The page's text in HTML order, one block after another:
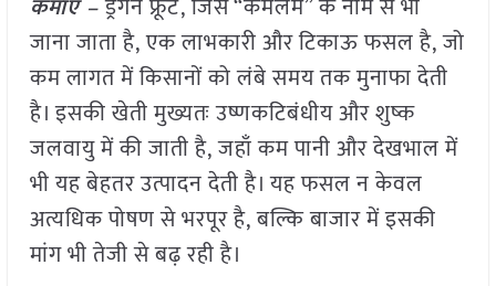
कमाएं –ड्रैगन फ्रूट, जिसे “कमलम” के नाम से भी
जाना जाता है, एक लाभकारी और टिकाऊ फसल है, जो
कम लागत में किसानों को लंबे समय तक मुनाफा देती
है। इसकी खेती मुख्यतः उष्णकटिबंधीय और शुष्क
जलवायु में की जाती है, जहाँ कम पानी और देखभाल में
भी यह बेहतर उत्पादन देती है। यह फसल न केवल
अत्यधिक पोषण से भरपूर है, बल्कि बाजार में इसकी
मांग भी तेजी से बढ़ रही है।